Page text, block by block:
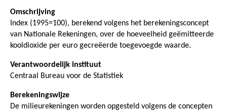
Omschrijving
Index (1995=100), berekend volgens het berekeningsconcept
van Nationale Rekeningen, over de hoeveelheid geëmitteerde
kooldioxide per euro gecreëerde toegevoegde waarde.
Verantwoordelijk instituut
Centraal Bureau voor de Statistiek
Berekeningswijze
De milieurekeningen worden opgesteld volgens de concepten